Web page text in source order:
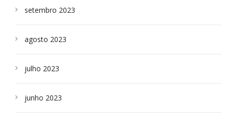
setembro 2023
agosto 2023
julho 2023
junho 2023